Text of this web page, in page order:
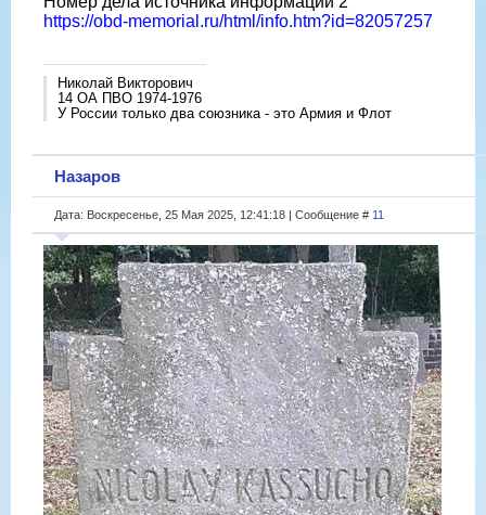
https://obd-memorial.ru/html/info.htm?id=82057257
Николай Викторович
14 ОА ПВО 1974-1976
У России только два союзника - это Армия и Флот
Назаров
Дата: Воскресенье, 25 Мая 2025, 12:41:18 | Сообщение # 11